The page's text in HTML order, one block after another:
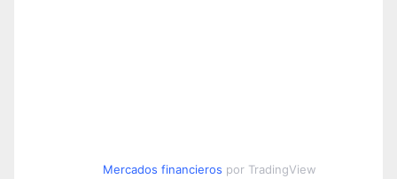
Mercados financieros por TradingView